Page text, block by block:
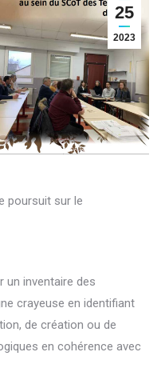
25
2023
poursuit sur le
un inventaire des
crayeuse en identifiant
de création ou de
en cohérence avec